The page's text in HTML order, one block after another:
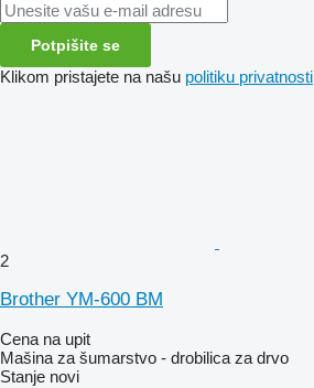
Potpišite se
Klikom pristajete na našu politiku privatnosti
2
Brother YM-600 BM
Cena na upit
Mašina za šumarstvo - drobilica za drvo
Stanje novi